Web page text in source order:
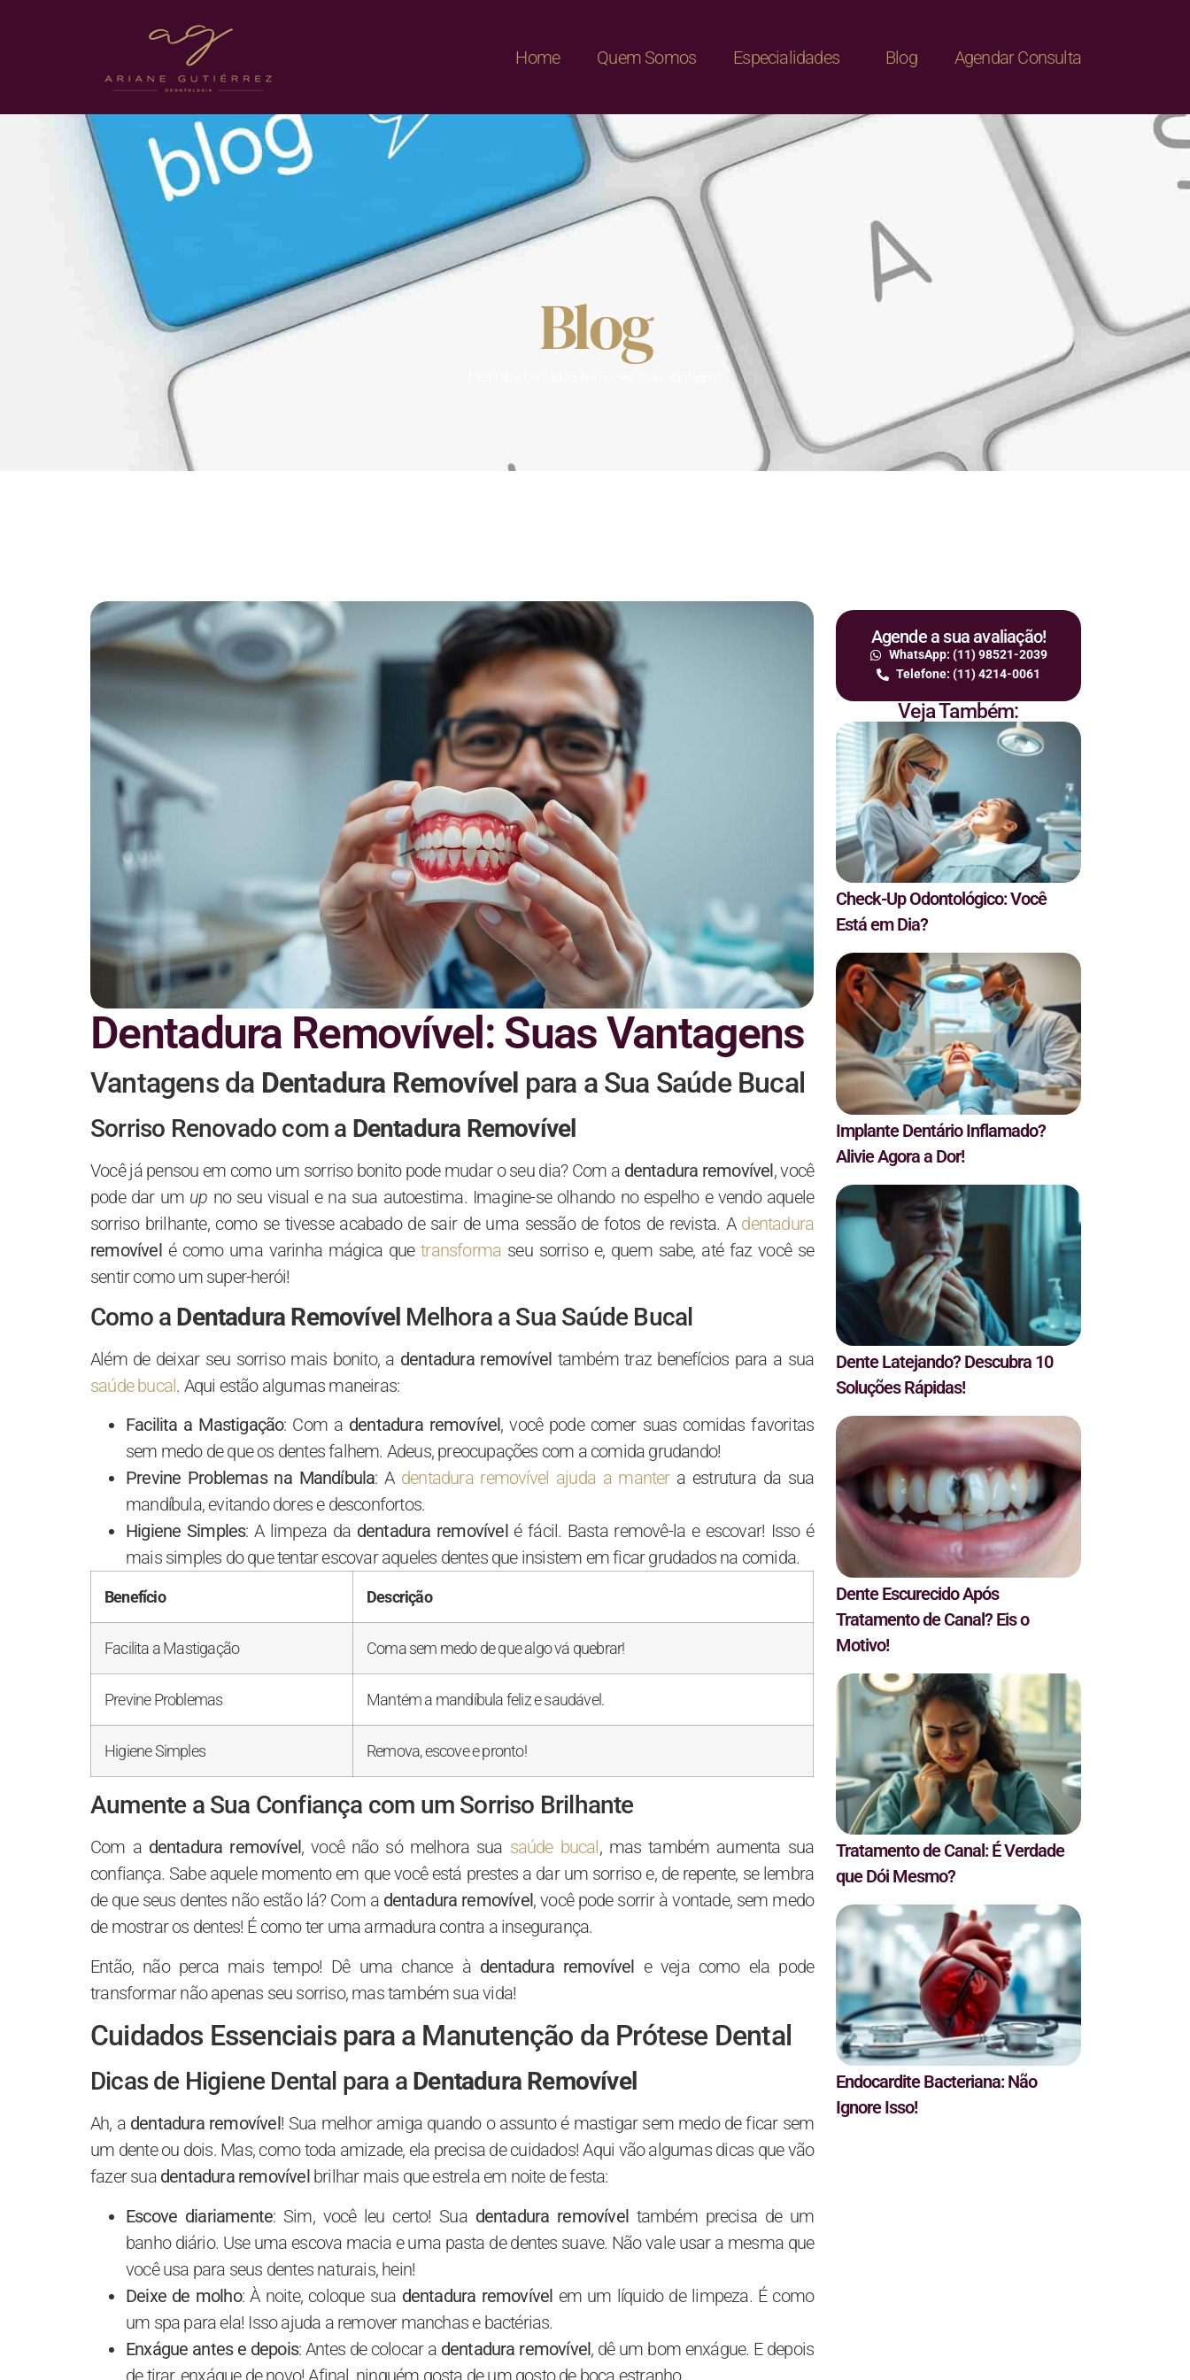
Home Quem Somos Especialidades Blog Agendar Consulta
Blog
Dentadura Removível: Suas Vantagens
Vantagens da Dentadura Removível para a Sua Saúde Bucal
Sorriso Renovado com a Dentadura Removível
Você já pensou em como um sorriso bonito pode mudar o seu dia? Com a dentadura removível, você
pode dar um up no seu visual e na sua autoestima. Imagine-se olhando no espelho e vendo aquele
sorriso brilhante, como se tivesse acabado de sair de uma sessão de fotos de revista. A dentadura
removívelé como uma varinha mágica quetransforma seu sorriso e, quem sabe, até faz você se
sentir como um super-herói!
Como a Dentadura Removível Melhora a Sua Saúde Bucal
Além de deixar seu sorriso mais bonito, a dentadura removível também traz benefícios para a sua
saúde bucal. Aqui estão algumas maneiras:
Facilita a Mastigação: Com a dentadura removível , você pode comer suas comidas favoritas
sem medo de que os dentes falhem. Adeus, preocupações com a comida grudando!
Previne Problemas na Mandíbula: A dentadura removível ajuda a mantera estrutura da sua
mandíbula, evitando dores e desconfortos.
Higiene Simples: A limpeza da dentadura removível é fácil. Basta removê-la e escovar! Isso é
mais simples do que tentar escovar aqueles dentes que insistem em ficar grudados na comida.
Benefício Descrição
Facilita a Mastigação Coma sem medo de que algo vá quebrar!
Previne Problemas Mantém a mandíbula feliz e saudável.
Higiene Simples Remova, escove e pronto!
Aumente a Sua Confiança com um Sorriso Brilhante
Com a dentadura removível , você não só melhora sua saúde bucal , mas também aumenta sua
confiança. Sabe aquele momento em que você está prestes a dar um sorriso e, de repente, se lembra
de que seus dentes não estão lá? Com a dentadura removível , você pode sorrir à vontade, sem medo
de mostrar os dentes! É como ter uma armadura contra a insegurança.
Então, não perca mais tempo! Dê uma chance à dentadura removível e veja como ela pode
transformar não apenas seu sorriso, mas também sua vida!
Cuidados Essenciais para a Manutenção da Prótese Dental
Dicas de Higiene Dental para a Dentadura Removível
Ah, a dentadura removível! Sua melhor amiga quando o assunto é mastigar sem medo de ficar sem
um dente ou dois. Mas, como toda amizade, ela precisa de cuidados! Aqui vão algumas dicas que vão
fazer sua dentadura removívelbrilhar mais que estrela em noite de festa:
Escove diariamente: Sim, você leu certo! Sua dentadura removíveltambém precisa de um
banho diário. Use uma escova macia e uma pasta de dentes suave. Não vale usar a mesma que
você usa para seus dentes naturais, hein!
Deixe de molho: À noite, coloque sua dentadura removível em um líquido de limpeza. É como
um spa para ela! Isso ajuda a remover manchas e bactérias.
Enxágue antes e depois: Antes de colocar a dentadura removível, dê um bom enxágue. E depois
de tirar, enxágue de novo! Afinal, ninguém gosta de um gosto de boca estranho.
Agende a sua avaliação!
WhatsApp: (11) 98521-2039
Telefone: (11) 4214-0061
Veja Também:
Check-Up Odontológico: Você
Está em Dia?
Implante Dentário Inflamado?
Alivie Agora a Dor!
Dente Latejando? Descubra 10
Soluções Rápidas!
Dente Escurecido Após
Tratamento de Canal? Eis o
Motivo!
Tratamento de Canal: É Verdade
que Dói Mesmo?
Endocardite Bacteriana: Não
Ignore Isso!